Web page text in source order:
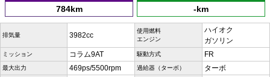
784km -km
排気量 3982cc
使用燃料
エンジン
ハイオク
ガソリン
ミッション コラム9AT 駆動方式 FR
最大出力 469ps/5500rpm 過給器（ターボ） ターボ